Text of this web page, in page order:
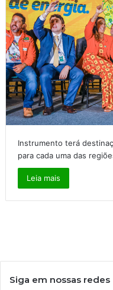
Instrumento terá
para cada uma das
Leia mais
Siga em nossas redes